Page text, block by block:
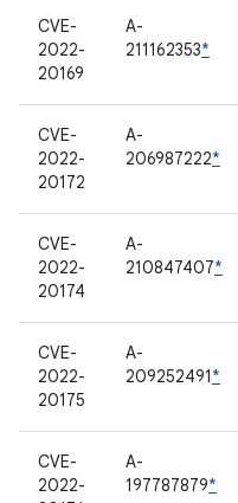
CVE-
2022-
20169
A-
211162353*
CVE-
2022-
20172
A-
206987222*
CVE-
2022-
20174
A-
210847407*
CVE-
2022-
20175
A-
209252491*
CVE-
2022-
A-
197787879*